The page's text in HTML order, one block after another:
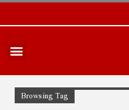
Browsing Tag